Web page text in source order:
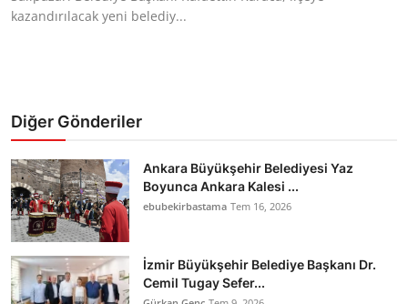
kazandırılacak yeni belediy...
Diğer Gönderiler
Ankara Büyükşehir Belediyesi Yaz
Boyunca Ankara Kalesi ...
ebubekirbastama Tem 16, 2026
İzmir Büyükşehir Belediye Başkanı Dr.
Cemil Tugay Sefer...